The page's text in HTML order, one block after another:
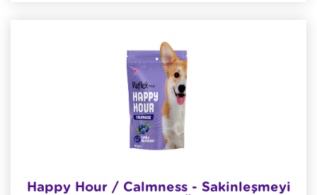
Happy Hour / Calmness - Sakinleşmeyi